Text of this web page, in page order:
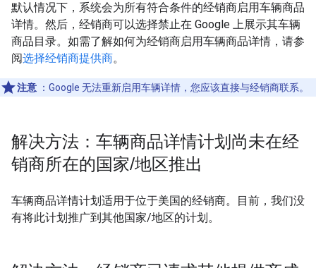
默认情况下，系统会为所有符合条件的经销商启用车辆商品
详情。然后，经销商可以选择禁止在 Google 上展示其车辆
商品目录。如需了解如何为经销商启用车辆商品详情，请参
阅选择经销商提供商。
注意 ：Google 无法重新启用车辆详情，您应该直接与经销商联系。
解决方法：车辆商品详情计划尚未在经
销商所在的国家/地区推出
车辆商品详情计划适用于位于美国的经销商。目前，我们没
有将此计划推广到其他国家/地区的计划。